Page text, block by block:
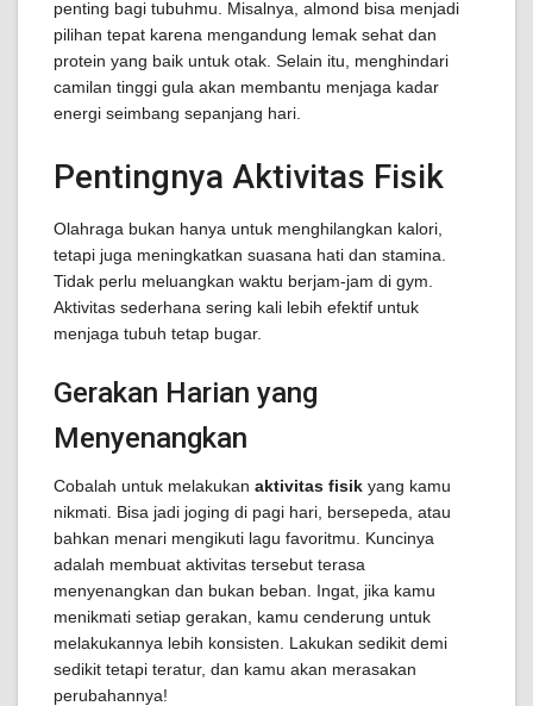
penting bagi tubuhmu. Misalnya, almond bisa menjadi
pilihan tepat karena mengandung lemak sehat dan
protein yang baik untuk otak. Selain itu, menghindari
camilan tinggi gula akan membantu menjaga kadar
energi seimbang sepanjang hari.
Pentingnya Aktivitas Fisik
Olahraga bukan hanya untuk menghilangkan kalori,
tetapi juga meningkatkan suasana hati dan stamina.
Tidak perlu meluangkan waktu berjam-jam di gym.
Aktivitas sederhana sering kali lebih efektif untuk
menjaga tubuh tetap bugar.
Gerakan Harian yang
Menyenangkan
Cobalah untuk melakukan aktivitas fisik yang kamu
nikmati. Bisa jadi joging di pagi hari, bersepeda, atau
bahkan menari mengikuti lagu favoritmu. Kuncinya
adalah membuat aktivitas tersebut terasa
menyenangkan dan bukan beban. Ingat, jika kamu
menikmati setiap gerakan, kamu cenderung untuk
melakukannya lebih konsisten. Lakukan sedikit demi
sedikit tetapi teratur, dan kamu akan merasakan
perubahannya!